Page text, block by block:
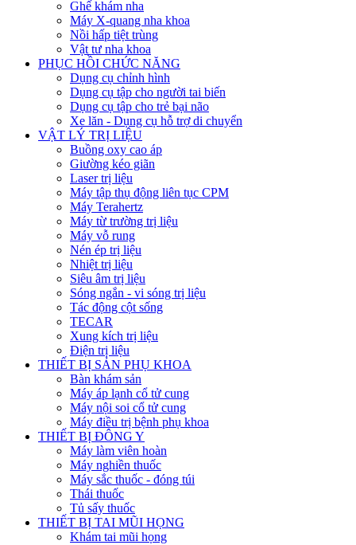
Ghế khám nha
Máy X-quang nha khoa
Nồi hấp tiệt trùng
Vật tư nha khoa
PHỤC HỒI CHỨC NĂNG
Dụng cụ chỉnh hình
Dụng cụ tập cho người tai biến
Dụng cụ tập cho trẻ bại não
Xe lăn - Dụng cụ hỗ trợ di chuyển
VẬT LÝ TRỊ LIỆU
Buồng oxy cao áp
Giường kéo giãn
Laser trị liệu
Máy tập thụ động liên tục CPM
Máy Terahertz
Máy từ trường trị liệu
Máy vỗ rung
Nén ép trị liệu
Nhiệt trị liệu
Siêu âm trị liệu
Sóng ngắn - vi sóng trị liệu
Tác động cột sống
TECAR
Xung kích trị liệu
Điện trị liệu
THIẾT BỊ SẢN PHỤ KHOA
Bàn khám sản
Máy áp lạnh cổ tử cung
Máy nội soi cổ tử cung
Máy điều trị bệnh phụ khoa
THIẾT BỊ ĐÔNG Y
Máy làm viên hoàn
Máy nghiền thuốc
Máy sắc thuốc - đóng túi
Thái thuốc
Tủ sấy thuốc
THIẾT BỊ TAI MŨI HỌNG
Khám tai mũi họng